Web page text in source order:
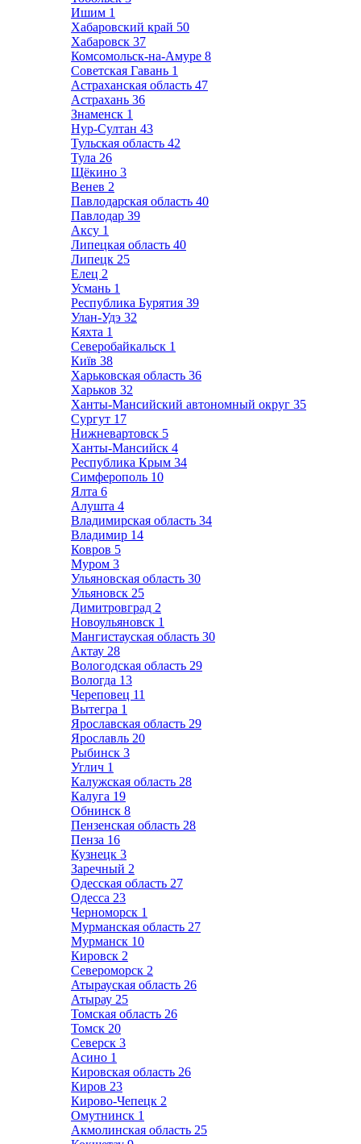
Ишим 1
Хабаровский край 50
Хабаровск 37
Комсомольск-на-Амуре 8
Советская Гавань 1
Астраханская область 47
Астрахань 36
Знаменск 1
Нур-Султан 43
Тульская область 42
Тула 26
Щёкино 3
Венев 2
Павлодарская область 40
Павлодар 39
Аксу 1
Липецкая область 40
Липецк 25
Елец 2
Усмань 1
Республика Бурятия 39
Улан-Удэ 32
Кяхта 1
Северобайкальск 1
Київ 38
Харьковская область 36
Харьков 32
Ханты-Мансийский автономный округ 35
Сургут 17
Нижневартовск 5
Ханты-Мансийск 4
Республика Крым 34
Симферополь 10
Ялта 6
Алушта 4
Владимирская область 34
Владимир 14
Ковров 5
Муром 3
Ульяновская область 30
Ульяновск 25
Димитровград 2
Новоульяновск 1
Мангистауская область 30
Актау 28
Вологодская область 29
Вологда 13
Череповец 11
Вытегра 1
Ярославская область 29
Ярославль 20
Рыбинск 3
Углич 1
Калужская область 28
Калуга 19
Обнинск 8
Пензенская область 28
Пенза 16
Кузнецк 3
Заречный 2
Одесская область 27
Одесса 23
Черноморск 1
Мурманская область 27
Мурманск 10
Кировск 2
Североморск 2
Атырауская область 26
Атырау 25
Томская область 26
Томск 20
Северск 3
Асино 1
Кировская область 26
Киров 23
Кирово-Чепецк 2
Омутнинск 1
Акмолинская область 25